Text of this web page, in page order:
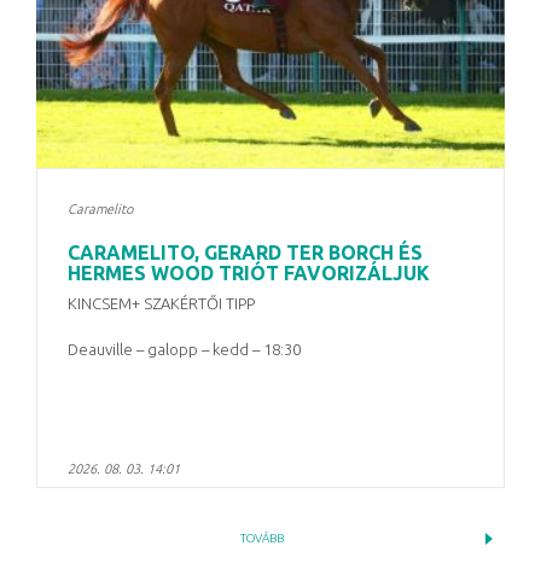
Caramelito
CARAMELITO, GERARD TER BORCH ÉS
HERMES WOOD TRIÓT FAVORIZÁLJUK
KINCSEM+ SZAKÉRTŐI TIPP
Deauville – galopp – kedd – 18:30
2026. 08. 03. 14:01
TOVÁBB